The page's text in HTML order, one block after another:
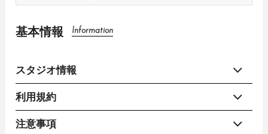
基本情報 Information
スタジオ情報
利用規約
注意事項